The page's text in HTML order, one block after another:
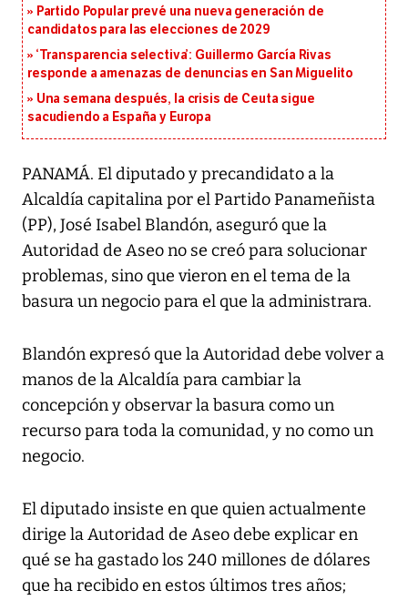
Partido Popular prevé una nueva generación de
candidatos para las elecciones de 2029
‘Transparencia selectiva’: Guillermo García Rivas
responde a amenazas de denuncias en San Miguelito
Una semana después, la crisis de Ceuta sigue
sacudiendo a España y Europa
PANAMÁ. El diputado y precandidato a la
Alcaldía capitalina por el Partido Panameñista
(PP), José Isabel Blandón, aseguró que la
Autoridad de Aseo no se creó para solucionar
problemas, sino que vieron en el tema de la
basura un negocio para el que la administrara.
Blandón expresó que la Autoridad debe volver a
manos de la Alcaldía para cambiar la
concepción y observar la basura como un
recurso para toda la comunidad, y no como un
negocio.
El diputado insiste en que quien actualmente
dirige la Autoridad de Aseo debe explicar en
qué se ha gastado los 240 millones de dólares
que ha recibido en estos últimos tres años;